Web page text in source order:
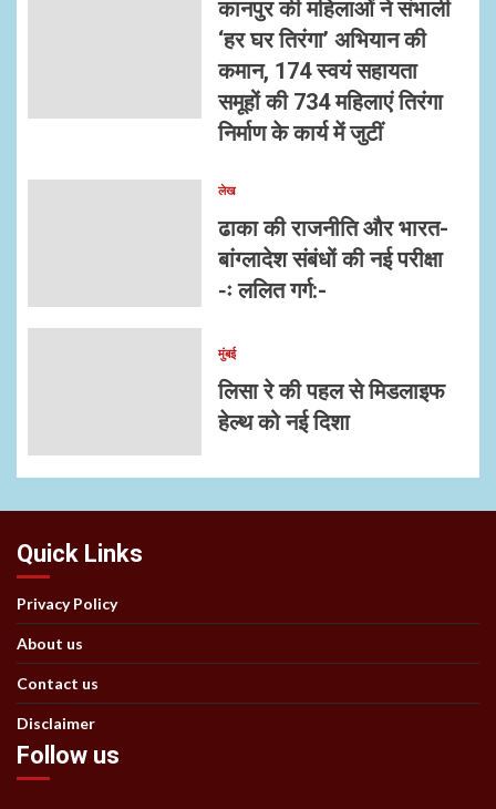
कानपुर की महिलाओं ने संभाली
‘हर घर तिरंगा’ अभियान की
कमान, 174 स्वयं सहायता
समूहों की 734 महिलाएं तिरंगा
निर्माण के कार्य में जुटीं
लेख
ढाका की राजनीति और भारत-
बांग्लादेश संबंधों की नई परीक्षा
-ः ललित गर्ग:-
मुंबई
लिसा रे की पहल से मिडलाइफ
हेल्थ को नई दिशा
Quick Links
Privacy Policy
About us
Contact us
Disclaimer
Follow us